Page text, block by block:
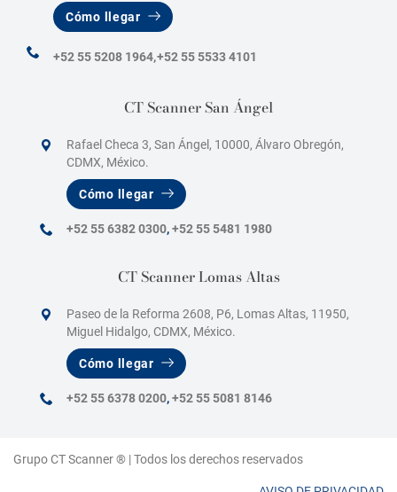
Cómo llegar
+52 55 5208 1964,+52 55 5533 4101
CT Scanner San Ángel
Rafael Checa 3, San Ángel, 10000, Álvaro Obregón,
CDMX, México.
Cómo llegar
+52 55 6382 0300,+52 55 5481 1980
CT Scanner Lomas Altas
Paseo de la Reforma 2608, P6, Lomas Altas, 11950,
Miguel Hidalgo, CDMX, México.
Cómo llegar
+52 55 6378 0200,+52 55 5081 8146
Grupo CT Scanner ® | Todos los derechos reservados